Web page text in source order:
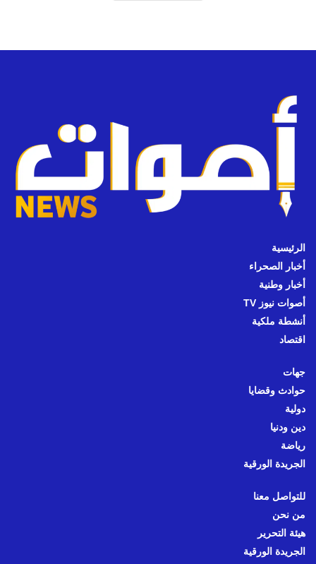
الرئيسية
أخبار الصحراء
أخبار وطنية
أصوات نيوز TV
أنشطة ملكية
اقتصاد
جهات
حوادث وقضايا
دولية
دين ودنيا
رياضة
الجريدة الورقية
للتواصل معنا
من نحن
هيئة التحرير
الجريدة الورقية